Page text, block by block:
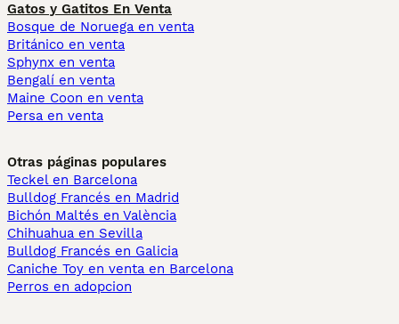
Gatos y Gatitos En Venta
Bosque de Noruega en venta
Británico en venta
Sphynx en venta
Bengalí en venta
Maine Coon en venta
Persa en venta
Otras páginas populares
Teckel en Barcelona
Bulldog Francés en Madrid
Bichón Maltés en València
Chihuahua en Sevilla
Bulldog Francés en Galicia
Caniche Toy en venta en Barcelona
Perros en adopcion